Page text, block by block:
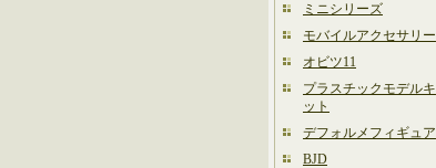
ミニシリーズ
モバイルアクセサリー
オビツ11
プラスチックモデルキ
ット
デフォルメフィギュア
BJD